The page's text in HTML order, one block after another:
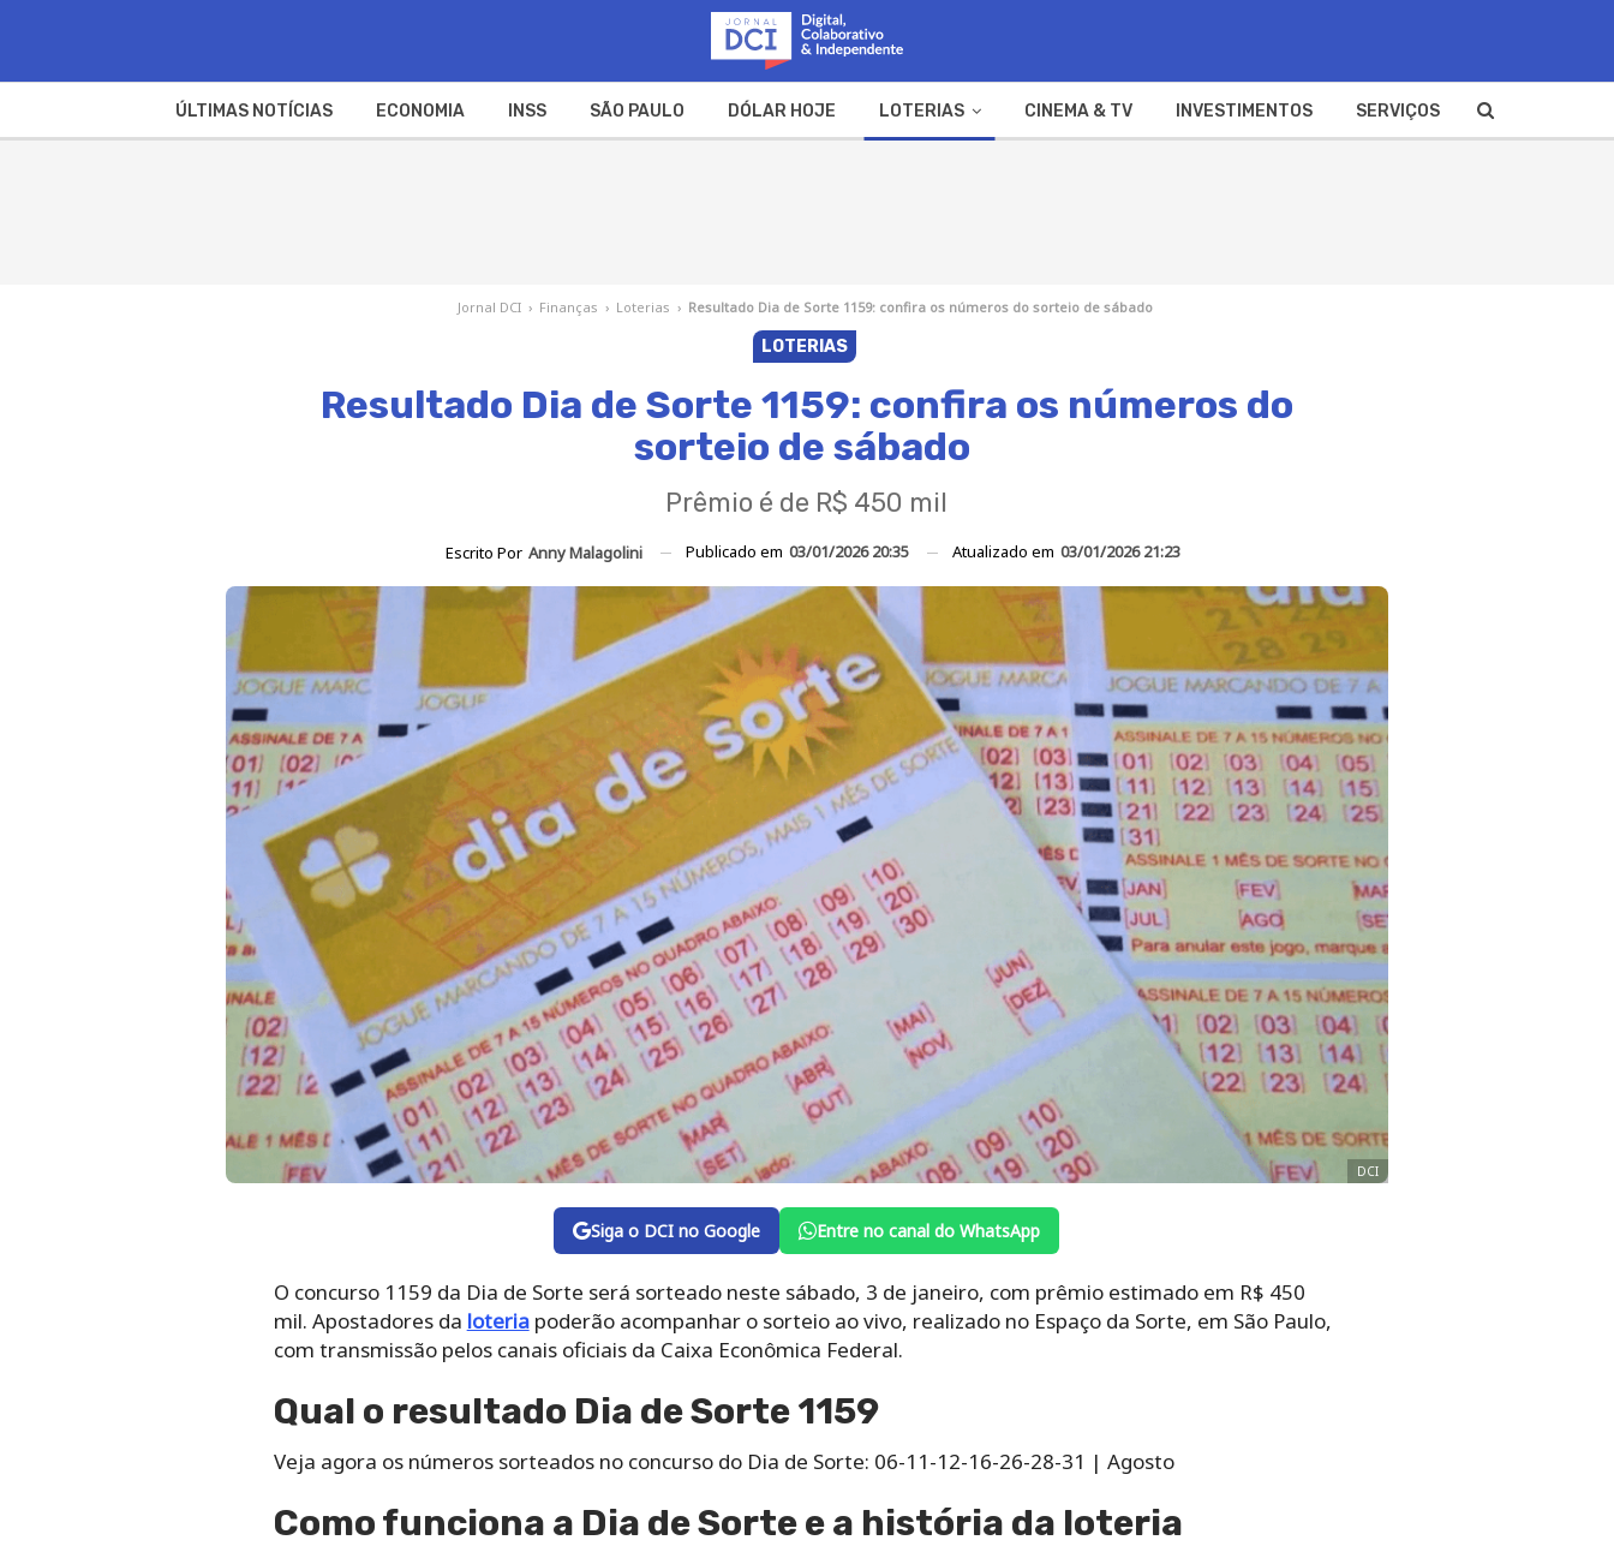
ÚLTIMAS NOTÍCIAS ECONOMIA INSS SÃO PAULO DÓLAR HOJE LOTERIAS CINEMA & TV INVESTIMENTOS SERVIÇOS
Jornal DCI › Finanças › Loterias › Resultado Dia de Sorte 1159: confira os números do sorteio de sábado
LOTERIAS
Resultado Dia de Sorte 1159: confira os números do
sorteio de sábado
Prêmio é de R$ 450 mil
Escrito Por Anny Malagolini Publicado em 03/01/2026 20:35 Atualizado em 03/01/2026 21:23
DCI
Siga o DCI no Google Entre no canal do WhatsApp
O concurso 1159 da Dia de Sorte será sorteado neste sábado, 3 de janeiro, com prêmio estimado em R$ 450
mil. Apostadores da loteriapoderão acompanhar o sorteio ao vivo, realizado no Espaço da Sorte, em São Paulo,
com transmissão pelos canais oficiais da Caixa Econômica Federal.
Qual o resultado Dia de Sorte 1159
Veja agora os números sorteados no concurso do Dia de Sorte: 06-11-12-16-26-28-31 | Agosto
Como funciona a Dia de Sorte e a história da loteria